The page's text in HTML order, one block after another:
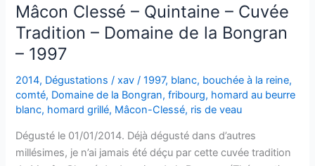
Mâcon Clessé – Quintaine – Cuvée
Tradition – Domaine de la Bongran
– 1997
2014, Dégustations /xav/1997, blanc, bouchée à la reine,
comté, Domaine de la Bongran,fribourg, homard au beurre
blanc, homard grillé, Mâcon-Clessé, ris de veau
Dégusté le 01/01/2014. Déjà dégusté dans d’autres
millésimes, je n’ai jamais été déçu par cette cuvée tradition